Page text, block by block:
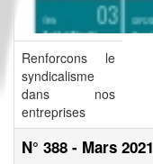
Renforcons le
syndicalisme
dans nos
entreprises
N° 388 - Mars 2021